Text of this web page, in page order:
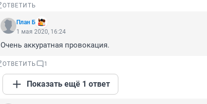
ОТВЕТИТЬ
План Б
1 мая 2020, 16:24
Очень аккуратная провокация.
ОТВЕТИТЬ 1
Показать ещё 1 ответ